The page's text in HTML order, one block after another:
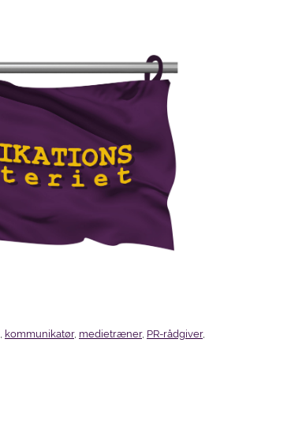
, kommunikatør, medietræner, PR-rådgiver,